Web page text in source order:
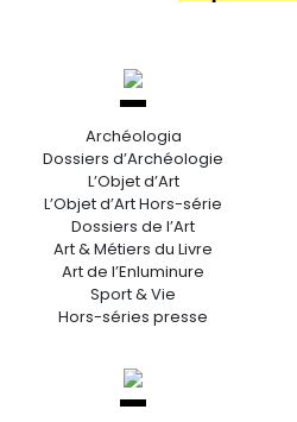
Archéologia
Dossiers d’Archéologie
L’Objet d’Art
L’Objet d’Art Hors-série
Dossiers de l’Art
Art & Métiers du Livre
Art de l’Enluminure
Sport & Vie
Hors-séries presse